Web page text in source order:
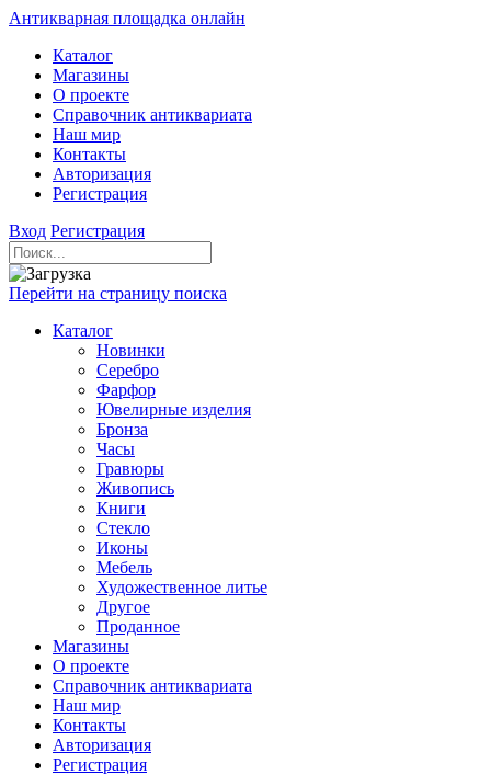
Антикварная площадка онлайн
Каталог
Магазины
О проекте
Справочник антиквариата
Наш мир
Контакты
Авторизация
Регистрация
Вход Регистрация
Перейти на страницу поиска
Каталог
Новинки
Серебро
Фарфор
Ювелирные изделия
Бронза
Часы
Гравюры
Живопись
Книги
Стекло
Иконы
Мебель
Художественное литье
Другое
Проданное
Магазины
О проекте
Справочник антиквариата
Наш мир
Контакты
Авторизация
Регистрация